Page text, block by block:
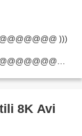
)))
8K Avi